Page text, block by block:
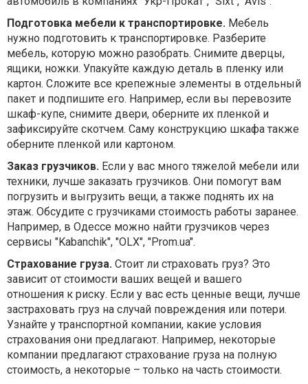
Подготовка мебели к транспортировке. Мебель
нужно подготовить к транспортировке. Разберите
мебель, которую можно разобрать. Снимите дверцы,
ящики, ножки. Упакуйте каждую деталь в пленку или
картон. Сложите все крепежные элементы в отдельный
пакет и подпишите его. Например, если вы перевозите
шкаф-купе, снимите двери, оберните их пленкой и
зафиксируйте скотчем. Саму конструкцию шкафа также
оберните пленкой или картоном.
Заказ грузчиков. Если у вас много тяжелой мебели или
техники, лучше заказать грузчиков. Они помогут вам
погрузить и выгрузить вещи, а также поднять их на
этаж. Обсудите с грузчиками стоимость работы заранее.
Например, в Одессе можно найти грузчиков через
сервисы "Kabanchik", "OLX", "Prom.ua".
Страхование груза. Стоит ли страховать груз? Это
зависит от стоимости ваших вещей и вашего
отношения к риску. Если у вас есть ценные вещи, лучше
застраховать груз на случай повреждения или потери.
Узнайте у транспортной компании, какие условия
страхования они предлагают. Например, некоторые
компании предлагают страхование груза на полную
стоимость, а некоторые – только на часть стоимости.